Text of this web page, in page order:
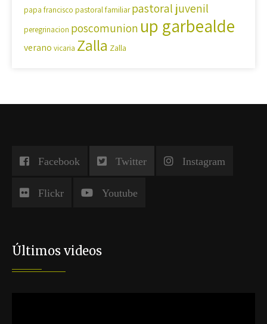
papa francisco pastoral familiar pastoral juvenil
peregrinacion poscomunion up garbealde
verano vicaria Zalla Zalla
Facebook Twitter Instagram
Flickr Youtube
Últimos videos